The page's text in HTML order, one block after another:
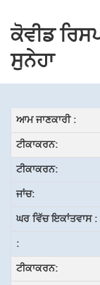
ਕੋਵੀਡ
ਸੁਨੇਹਾ